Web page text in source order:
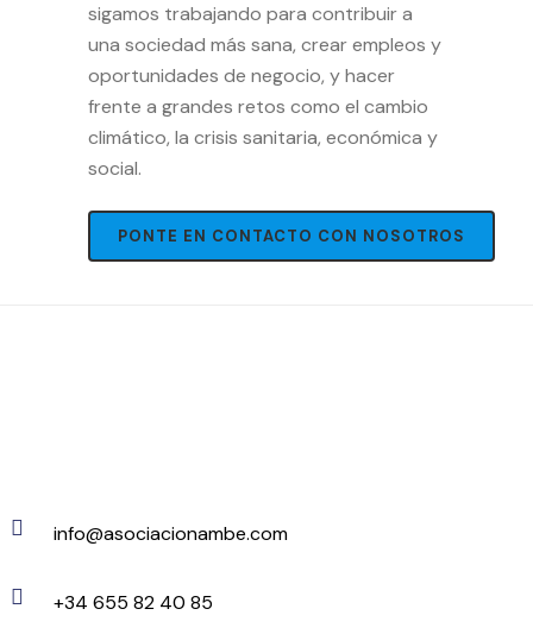
sigamos trabajando para contribuir a
una sociedad más sana, crear empleos y
oportunidades de negocio, y hacer
frente a grandes retos como el cambio
climático, la crisis sanitaria, económica y
social.
PONTE EN CONTACTO CON NOSOTROS
info@asociacionambe.com
+34 655 82 40 85